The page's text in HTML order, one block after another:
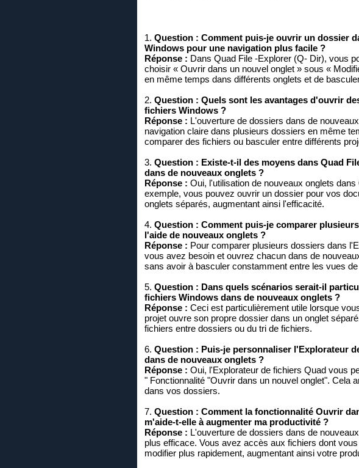
1. Question : Comment puis-je ouvrir un dossier
Windows pour une navigation plus facile ?
Réponse : Dans Quad File -Explorer (Q- Dir), vous
choisir « Ouvrir dans un nouvel onglet » sous «
en même temps dans différents onglets et de
2. Question : Quels sont les avantages d'ouvrir
fichiers Windows ?
Réponse : L'ouverture de dossiers dans de
navigation claire dans plusieurs dossiers en même
comparer des fichiers ou basculer entre différents
3. Question : Existe-t-il des moyens dans Quad
dans de nouveaux onglets ?
Réponse : Oui, l'utilisation de nouveaux onglets
exemple, vous pouvez ouvrir un dossier pour vos
onglets séparés, augmentant ainsi l'efficacité.
4. Question : Comment puis-je comparer
l'aide de nouveaux onglets ?
Réponse : Pour comparer plusieurs dossiers dans
vous avez besoin et ouvrez chacun dans de
sans avoir à basculer constamment entre les vues
5. Question : Dans quels scénarios serait-il
fichiers Windows dans de nouveaux onglets ?
Réponse : Ceci est particulièrement utile lorsque
projet ouvre son propre dossier dans un onglet
fichiers entre dossiers ou du tri de fichiers.
6. Question : Puis-je personnaliser l'Explorateur
dans de nouveaux onglets ?
Réponse : Oui, l'Explorateur de fichiers Quad vous
" Fonctionnalité "Ouvrir dans un nouvel onglet". Cela
dans vos dossiers.
7. Question : Comment la fonctionnalité Ouvrir
m'aide-t-elle à augmenter ma productivité ?
Réponse : L'ouverture de dossiers dans de
plus efficace. Vous avez accès aux fichiers dont
modifier plus rapidement, augmentant ainsi votre